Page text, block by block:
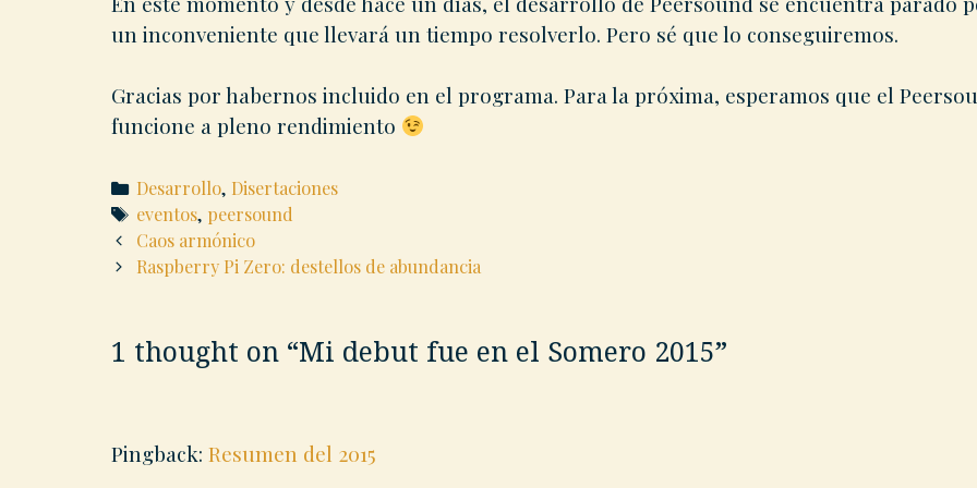
un inconveniente que llevará un tiempo resolverlo. Pero sé que lo conseguiremos.
Gracias por habernos incluido en el programa. Para la próxima, esperamos que el
funcione a pleno rendimiento
Categories
Desarrollo, Disertaciones
Tags
eventos, peersound
Post
navigation
Caos armónico
Raspberry Pi Zero: destellos de abundancia
1 thought on “Mi debut fue en el Somero 2015”
Pingback: Resumen del 2015